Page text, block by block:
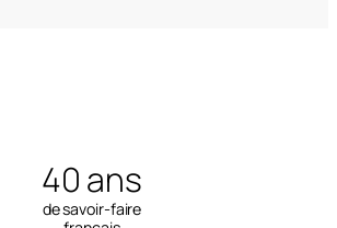
40 ans
de savoir-faire